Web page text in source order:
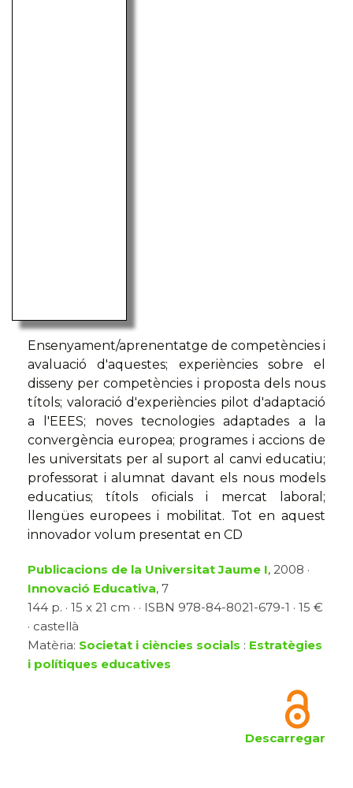
Ensenyament/aprenentatge de competències i
avaluació d'aquestes; experiències sobre el
disseny per competències i proposta dels nous
títols; valoració d'experiències pilot d'adaptació
a l'EEES; noves tecnologies adaptades a la
convergència europea; programes i accions de
les universitats per al suport al canvi educatiu;
professorat i alumnat davant els nous models
educatius; títols oficials i mercat laboral;
llengües europees i mobilitat. Tot en aquest
innovador volum presentat en CD
Publicacions de la Universitat Jaume I, 2008 ·
Innovació Educativa, 7
144 p. · 15 x 21 cm · · ISBN 978-84-8021-679-1 · 15 €
· castellà
Matèria: Societat i ciències socials : Estratègies
i polítiques educatives
Descarregar